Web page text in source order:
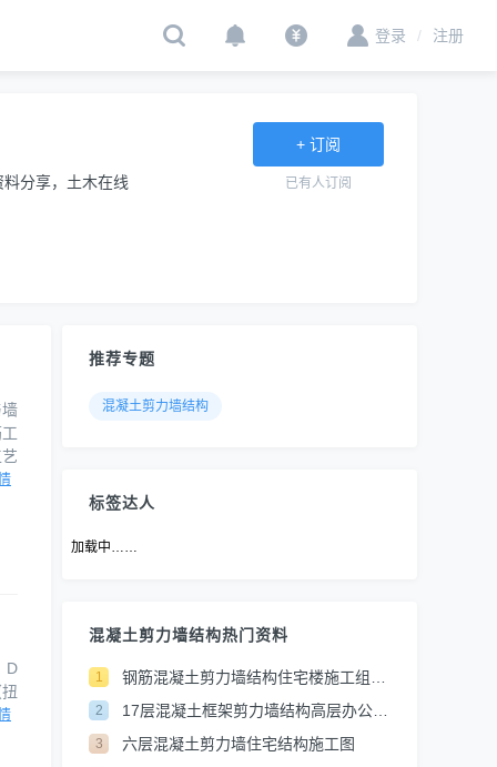
/ 注册
登录
分享，土木在线
+ 订阅
已有人订阅
D
推荐专题
混凝土剪力墙结构
标签达人
加载中……
混凝土剪力墙结构热门资料
1
2
3 六层混凝土剪力墙住宅结构施工图